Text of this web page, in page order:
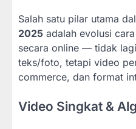
Salah satu pilar utama
2025 adalah evolusi
secara online — tidak
teks/foto, tetapi video
commerce, dan format
Video Singkat &